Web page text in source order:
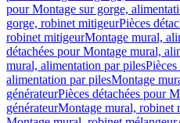
pour Montage sur gorge,
gorge, robinet mitigeurPièces
robinet mitigeurMontage mural,
détachées pour Montage mural,
mural, alimentation par piles
alimentation par pilesMontage
générateurPièces détachées pour
générateurMontage mural, robinet